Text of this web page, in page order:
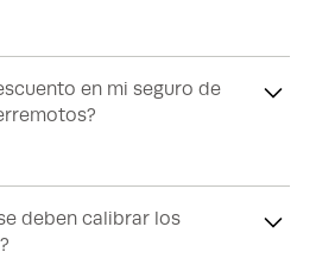
electrónico sobre cualquier
en mi seguro de
le ayudamos con la
deben calibrar los